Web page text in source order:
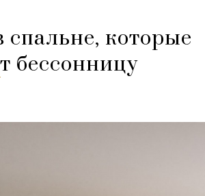
спальне, которые
бессонницу